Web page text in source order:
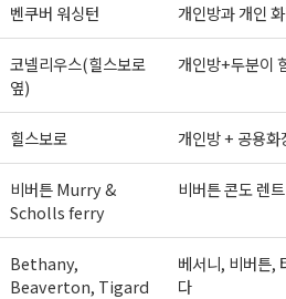
벤쿠버 워싱턴 개인방과 개인
코넬리우스(힐스보로
옆)
개인방+두분이
힐스보로 개인방 + 공용화
비버튼 Murry &
Scholls ferry
비버튼 콘도 렌트
Bethany,
Beaverton, Tigard
베서니, 비버튼,
다
By submitting this form, you are consenting to
Suite A, Edmonds, WA, 98026, US, https://
by using the SafeUnsubscribe® link, found at the
Our Privacy Policy.
오레곤